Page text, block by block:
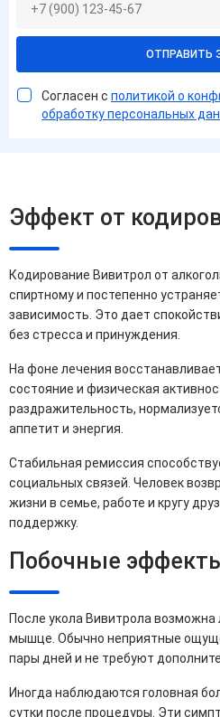
ОТПРАВИТЬ
Согласен с политикой о
обработку персональных
Эффект от
Кодирование Вивитрол от
спиртному и постепенно
зависимость. Это дает
без стресса и принуждения.
На фоне лечения
состояние и физическая
раздражительность,
аппетит и энергия.
Стабильная ремиссия
социальных связей. Человек
жизни в семье, работе и кругу
поддержку.
Побочные
После укола Вивитрола возможна
мышце. Обычно неприятные
пары дней и не требуют
Иногда наблюдаются головная
сутки после процедуры. Эти